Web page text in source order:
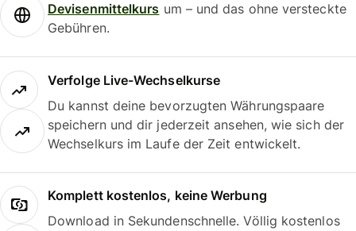
Devisenmittelkurs um – und das ohne versteckte
Gebühren.
Verfolge Live-Wechselkurse
Du kannst deine bevorzugten Währungspaare
speichern und dir jederzeit ansehen, wie sich der
Wechselkurs im Laufe der Zeit entwickelt.
Komplett kostenlos, keine Werbung
Download in Sekundenschnelle. Völlig kostenlos